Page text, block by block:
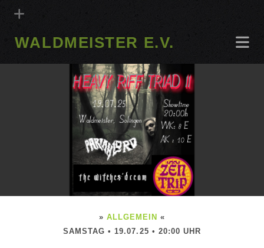
WALDMEISTER E.V.
» ALLGEMEIN «
SAMSTAG • 19.07.25 • 20:00 UHR